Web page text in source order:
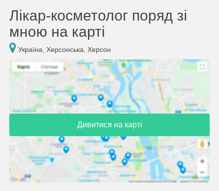
Лікар-косметолог поряд зі
мною на карті
Україна, Херсонська, Херсон
Дивитися на карті